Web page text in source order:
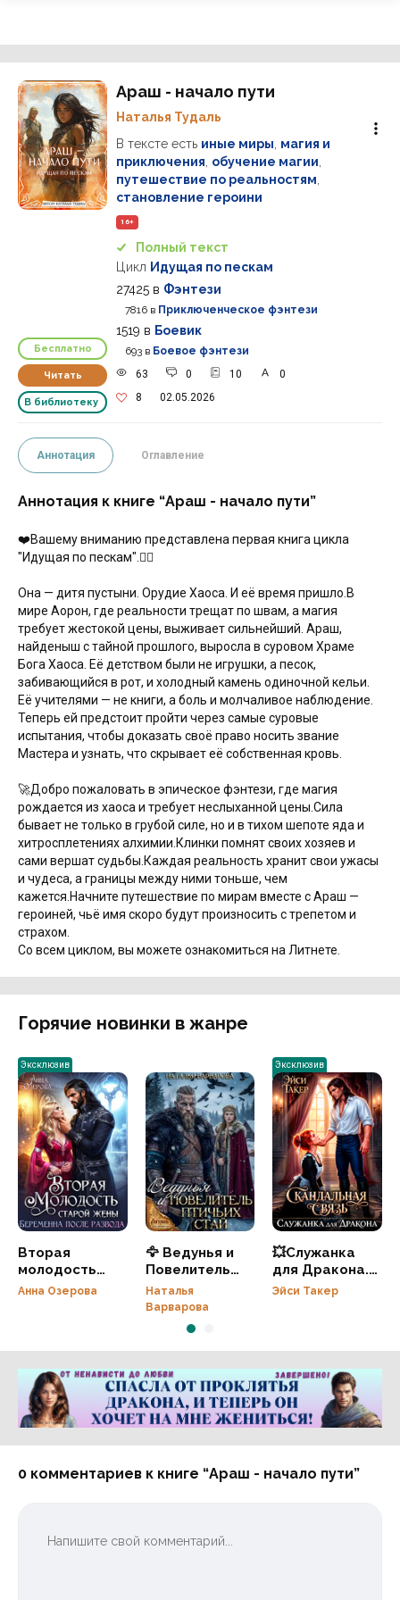
Бесплатно
Читать
В библиотеку
Араш - начало пути
Наталья Тудаль
В тексте есть иные миры магия и
приключения обучение магии
путешествие по реальностям
становление героини
16+
Полный текст
Цикл Идущая по пескам
27425 в Фэнтези
7816 в Приключенческое фэнтези
1519 в Боевик
693 в Боевое фэнтези
63
0 10
0
8
02.05.2026
Аннотация Оглавление
Аннотация к книге “Араш - начало пути”
‍❤️‍Вашему вниманию представлена первая книга цикла
"Идущая по пескам".‍❤️‍🚀
Она — дитя пустыни. Орудие Хаоса. И её время пришло.В
мире Аорон, где реальности трещат по швам, а магия
требует жестокой цены, выживает сильнейший. Араш,
найденыш с тайной прошлого, выросла в суровом Храме
Бога Хаоса. Её детством были не игрушки, а песок,
забивающийся в рот, и холодный камень одиночной кельи.
Её учителями — не книги, а боль и молчаливое наблюдение.
Теперь ей предстоит пройти через самые суровые
испытания, чтобы доказать своё право носить звание
Мастера и узнать, что скрывает её собственная кровь.
🚀Добро пожаловать в эпическое фэнтези, где магия
рождается из хаоса и требует неслыханной цены.Сила
бывает не только в грубой силе, но и в тихом шепоте яда и
хитросплетениях алхимии.Клинки помнят своих хозяев и
сами вершат судьбы.Каждая реальность хранит свои ужасы
и чудеса, а границы между ними тоньше, чем
кажется.Начните путешествие по мирам вместе с Араш —
героиней, чьё имя скоро будут произносить с трепетом и
страхом.
Со всем циклом, вы можете ознакомиться на Литнете.
Горячие новинки в жанре
Эксклюзив
Вторая
молодость
старой жены.
Анна Озерова
🦅 Ведунья и
Повелитель
птичьих стай 🦅
Наталья
Варварова
Эксклюзив
💥Служанка
для Дракона.
Скандальная
Эйси Такер
Реклама 16+ АО «ЛитГород»
0 комментариев к книге “Араш - начало пути”